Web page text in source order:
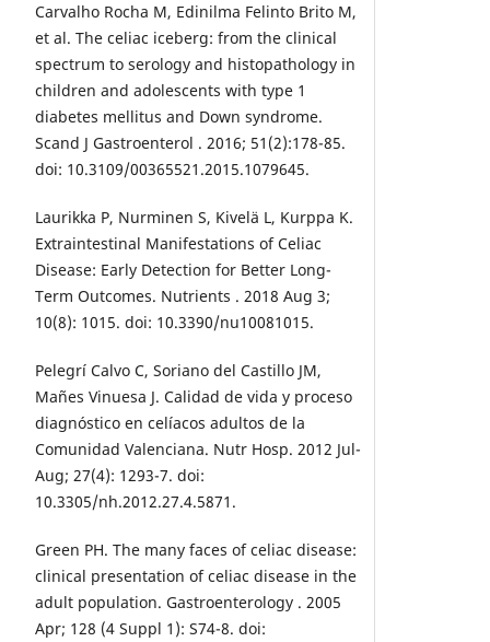
Carvalho Rocha M, Edinilma Felinto Brito M,
et al. The celiac iceberg: from the clinical
spectrum to serology and histopathology in
children and adolescents with type 1
diabetes mellitus and Down syndrome.
Scand J Gastroenterol . 2016; 51(2):178-85.
doi: 10.3109/00365521.2015.1079645.
Laurikka P, Nurminen S, Kivelä L, Kurppa K.
Extraintestinal Manifestations of Celiac
Disease: Early Detection for Better Long-
Term Outcomes. Nutrients . 2018 Aug 3;
10(8): 1015. doi: 10.3390/nu10081015.
Pelegrí Calvo C, Soriano del Castillo JM,
Mañes Vinuesa J. Calidad de vida y proceso
diagnóstico en celíacos adultos de la
Comunidad Valenciana. Nutr Hosp. 2012 Jul-
Aug; 27(4): 1293-7. doi:
10.3305/nh.2012.27.4.5871.
Green PH. The many faces of celiac disease:
clinical presentation of celiac disease in the
adult population. Gastroenterology . 2005
Apr; 128 (4 Suppl 1): S74-8. doi: